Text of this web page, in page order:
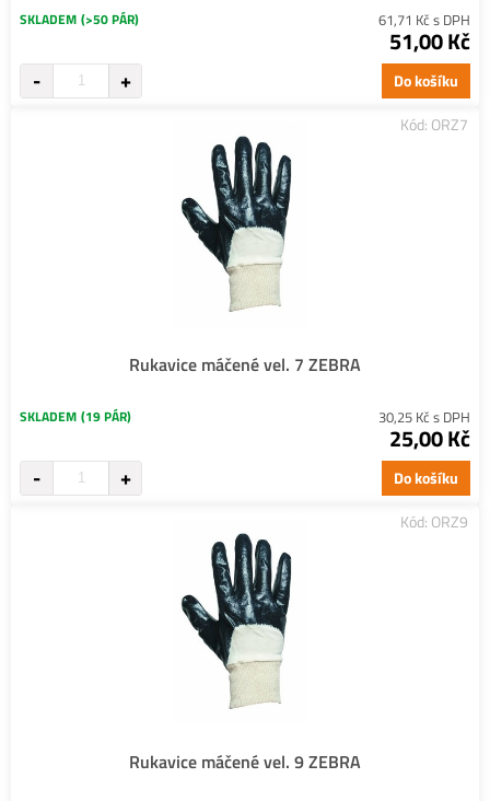
SKLADEM (>50 PÁR) 61,71 Kč s DPH
51,00 Kč
Do košíku
Kód: ORZ7
Rukavice máčené vel. 7 ZEBRA
SKLADEM (19 PÁR) 30,25 Kč s DPH
25,00 Kč
Do košíku
Kód: ORZ9
Rukavice máčené vel. 9 ZEBRA